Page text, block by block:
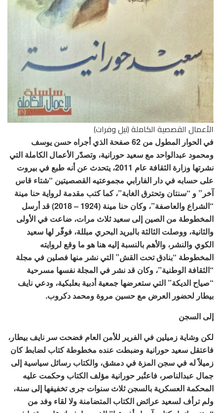
الأعمال القصصية الكاملة (نيل وفرات)
في الحوار المطول من 62 صفحة الذي أجراه حسن يوسف
ومحمود عبدالواحد مع سعيد حورانية، وتصدّر الأعمال الكاملة التي
نشرتها وزارة الثقافة عام 2011، يتحدث عن أنه طبع في بيروت
على حسابه في دار الفارابي مجموعتيه القصصيتين “شتاء قاس
آخر” و “سنتان وتحترق الغابة”، كما كتب مقدمة لرواية حنا مينة
“الشراع والعاصفة”، وكان حنا مينة (1924 – 2018) قد أرسل
المخطوطة من الصين إلى سعيد ثلاث مرات، ضاعت في الأولى
والثانية، ووصلت الثالثة بالبريد البحري مبللة، فوفّر لها سعيد
الكوي والنشر، والأهم بالنسبة إليه هنا هو ما وقع لروايته
المخطوطة “بنادق تحت القش” التي نشر منها فصلين في مجلة
“الثقافة الوطنية”، وكان قد نشر في المجلة نفسها مسرحية
“صياح الديكة” التي ستعرضها جمعية أدبية بعلبكية، ودعي نايف
بيطار لحضور العرض مع حسين مروة ومحمد دكروب.
إلى السجن
لكن وشاية زميلين في الفرير للأمن العام فضحت سر نايف بيطار،
فاعتقل سعيد حورانية وضبطت عنده مخطوطة كتاب لضابط كان
زميلاً له في سجن المزة في دمشق، والكتاب رسائل سياسية إلى
جمال عبدالناصر، فاعتُبر حورانية مؤلف الكتاب وحكمت عليه
المحكمة العسكرية بالسجن ثلاث سنوات جرى تخفيفها إلى سنة،
ولم ترأف لسعيد عرائض الكتاب المتضامنة ولا لقاء وفد من